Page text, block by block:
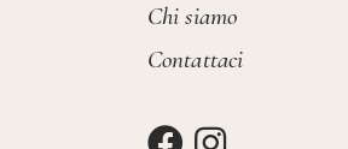
Chi siamo
Contattaci